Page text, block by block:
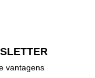
vantagens